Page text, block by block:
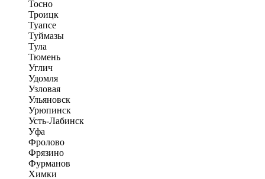
Тосно
Троицк
Туапсе
Туймазы
Тула
Тюмень
Углич
Удомля
Узловая
Ульяновск
Урюпинск
Усть-Лабинск
Уфа
Фролово
Фрязино
Фурманов
Химки